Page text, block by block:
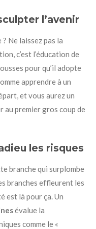
l’avenir
Ne laissez pas la
c’est l’éducation de
pour qu’il adopte
apprendre à un
et vous aurez un
au premier gros coup de
les risques
branche qui surplombe
branches effleurent les
est là pour ça. Un
évalue la
comme le «